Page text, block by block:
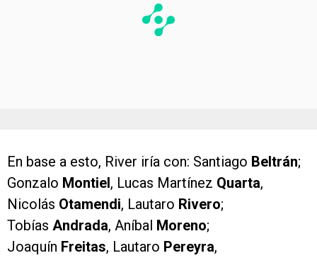
En base a esto, River iría con: Santiago Beltrán;
Gonzalo Montiel, Lucas Martínez Quarta,
Nicolás Otamendi, Lautaro Rivero;
Tobías Andrada, Aníbal Moreno;
Joaquín Freitas, Lautaro Pereyra,